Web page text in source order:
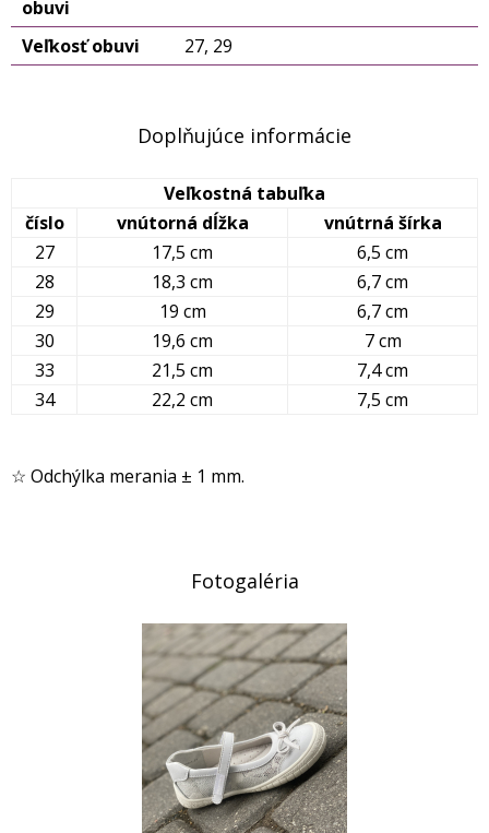
obuvi
Veľkosť obuvi
27, 29
Doplňujúce informácie
Veľkostná tabuľka
číslo
vnútorná dĺžka
vnútrná šírka
27
17,5 cm
6,5 cm
28
18,3 cm
6,7 cm
29
19 cm
6,7 cm
30
19,6 cm
7 cm
33
21,5 cm
7,4 cm
34
22,2 cm 7,5 cm
☆ Odchýlka merania ± 1 mm.
Fotogaléria